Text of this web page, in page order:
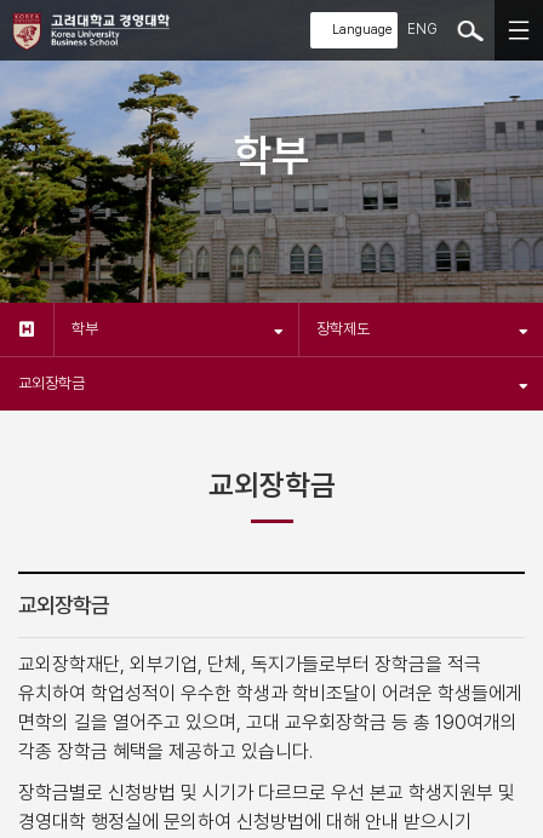
ENG
학부
학부 장학제도
교외장학금
교외장학금
교외장학금
교외장학재단, 외부기업, 단체, 독지가들로부터 장학금을 적극
유치하여 학업성적이 우수한 학생과 학비조달이 어려운 학생들에게
면학의 길을 열어주고 있으며, 고대 교우회장학금 등 총 190여개의
각종 장학금 혜택을 제공하고 있습니다.
장학금별로 신청방법 및 시기가 다르므로 우선 본교 학생지원부 및
경영대학 행정실에 문의하여 신청방법에 대해 안내 받으시기